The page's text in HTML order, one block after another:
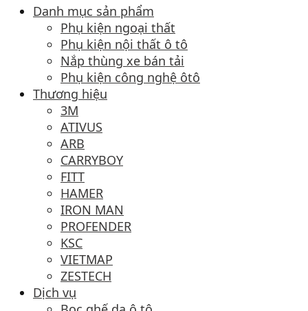
Danh mục sản phẩm
Phụ kiện ngoại thất
Phụ kiện nội thất ô tô
Nắp thùng xe bán tải
Phụ kiện công nghệ ôtô
Thương hiệu
3M
ATIVUS
ARB
CARRYBOY
FITT
HAMER
IRON MAN
PROFENDER
KSC
VIETMAP
ZESTECH
Dịch vụ